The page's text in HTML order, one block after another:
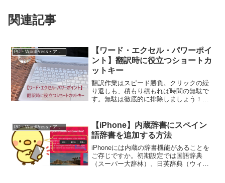
関連記事
PC・WordPress・アプリ
【ワード・エクセル・パワーポイ
ント】翻訳時に役立つショートカ
ットキー
翻訳作業はスピード勝負。クリックの繰
り返しも、積もり積もれば時間の無駄で
す。無駄は徹底的に排除しましょう！こ
ットキーを紹介します。「ショートカッ
トキー」って何？シ...
PC・WordPress・アプリ
【iPhone】内蔵辞書にスペイン
語辞書を追加する方法
iPhoneには内蔵の辞書機能があることを
ご存じですか。初期設定では国語辞典
（スーパー大辞林）、日英辞典（ウィズ